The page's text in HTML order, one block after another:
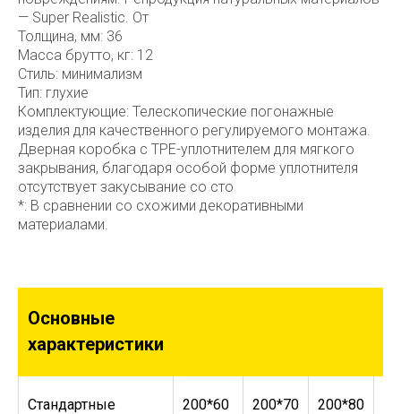
— Super Realistic. От
Толщина, мм: 36
Масса брутто, кг: 12
Стиль: минимализм
Тип: глухие
Комплектующие: Телескопические погонажные
изделия для качественного регулируемого монтажа.
Дверная коробка с TPE-уплотнителем для мягкого
закрывания, благодаря особой форме уплотнителя
отсутствует закусывание со сто
*: В сравнении со схожими декоративными
материалами.
Основные
характеристики
Стандартные
200*60 200*70 200*80